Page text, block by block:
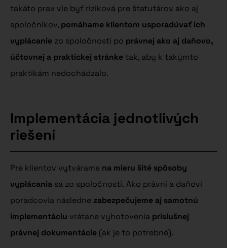
takáto prax vie byť riziková pre štatutárov ako aj
spoločníkov, pomáhame klientom usporadúvať ich
vyplácanie zo spoločnosti po právnej ako aj daňovo,
účtovnej a praktickej stránke tak, aby k takýmto
praktikám nedochádzalo.
Implementácia jednotlivých
riešení
Pre klientov vytvárame na mieru šité spôsoby
vyplácania sa zo spoločnosti. Ako právni a daňoví
poradcovia následne zabezpečujeme aj samotnú
implementáciu vrátane vyhotovenia príslušnej
právnej dokumentácie (ak je to potrebné).